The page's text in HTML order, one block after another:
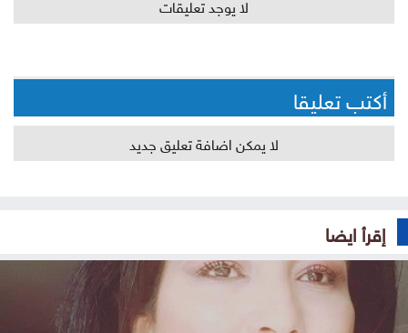
لا يوجد تعليقات
أكتب تعليقا
لا يمكن اضافة تعليق جديد
إقرأ ايضا